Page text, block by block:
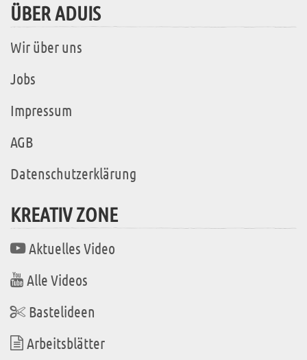
ÜBER ADUIS
Wir über uns
Jobs
Impressum
AGB
Datenschutzerklärung
KREATIV ZONE
Aktuelles Video
Alle Videos
Bastelideen
Arbeitsblätter